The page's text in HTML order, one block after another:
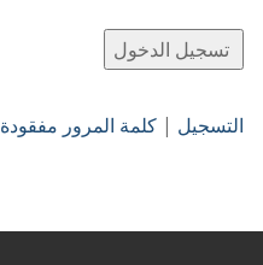
التسجيل | كلمة المرور مفقودة